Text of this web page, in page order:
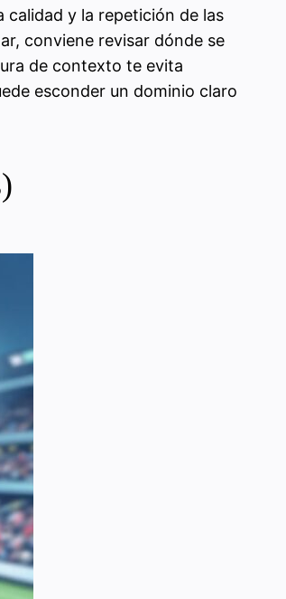
calidad y la repetición de las
conviene revisar dónde se
de contexto te evita
esconder un dominio claro